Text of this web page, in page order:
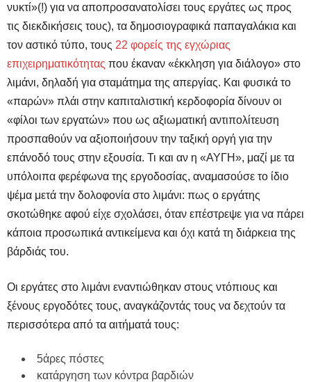
νυκτί»(!) για να αποπροσανατολίσει τους εργάτες ως προς
τις διεκδικήσεις τους), τα δημοσιογραφικά παπαγαλάκια και
τον αστικό τύπο, τους 22 φορείς της εγχώριας
επιχειρηματικότητας που έκαναν «έκκληση για διάλογο» στο
λιμάνι, δηλαδή για σταμάτημα της απεργίας. Και φυσικά το
«παρών» πλάι στην καπιταλιστική κερδοφορία δίνουν οι
«φίλοι των εργατών» που ως αξιωματική αντιπολίτευση
προσπαθούν να αξιοποιήσουν την ταξική οργή για την
επάνοδό τους στην εξουσία. Τι και αν η «ΑΥΓΗ», μαζί με τα
υπόλοιπα φερέφωνα της εργοδοσίας, αναμασούσε το ίδιο
ψέμα μετά την δολοφονία στο λιμάνι: πως ο εργάτης
σκοτώθηκε αφού είχε σχολάσει, όταν επέστρεψε για να πάρει
κάποια προσωπικά αντικείμενα και όχι κατά τη διάρκεια της
βάρδιάς του.
Οι εργάτες στο λιμάνι εναντιώθηκαν στους ντόπιους και
ξένους εργοδότες τους, αναγκάζοντάς τους να δεχτούν τα
περισσότερα από τα αιτήματά τους:
5άρες πόστες
κατάργηση των κόντρα βαρδιών